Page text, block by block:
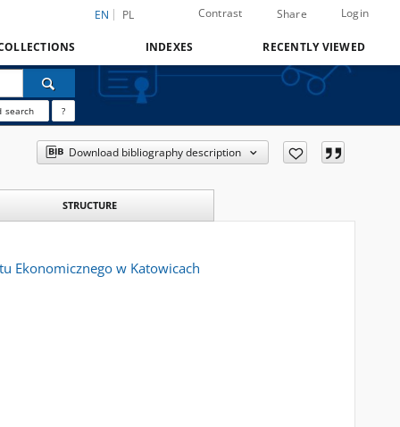
EN PL Contrast Share Login
INDEXES RECENTLY VIEWED
search ?
Download bibliography description
STRUCTURE
Ekonomicznego w Katowicach